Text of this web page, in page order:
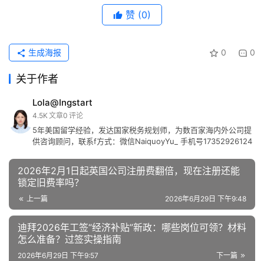
赞 (0)
0 0
生成海报
关于作者
Lola@Ingstart
4.5K 文章0 评论
5年美国留学经验，发达国家税务规划师，为数百家海内外公司提
供咨询顾问，联系f方式：微信NaiquoyYu_ 手机号17352926124
2026年2月1日起英国公司注册费翻倍，现在注册还能
锁定旧费率吗？
上一篇 2026年6月29日 下午9:48
迪拜2026年工签“经济补贴”新政：哪些岗位可领？材料
怎么准备？过签实操指南
下一篇
2026年6月29日 下午9:57